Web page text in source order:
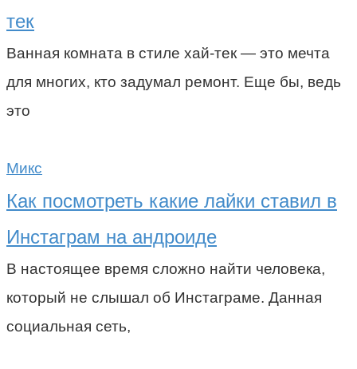
тек
Ванная комната в стиле хай-тек — это мечта
для многих, кто задумал ремонт. Еще бы, ведь
это
Микс
Как посмотреть какие лайки ставил в
Инстаграм на андроиде
В настоящее время сложно найти человека,
который не слышал об Инстаграме. Данная
социальная сеть,